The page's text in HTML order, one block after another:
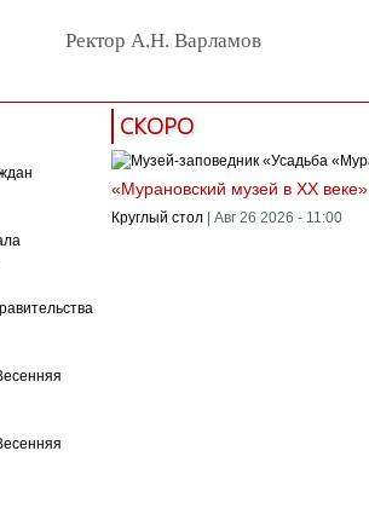
Ректор А.Н. Варламов
СКОРО
«Мурановский музей в XX веке»
Круглый стол Авг 26 2026 - 11:00